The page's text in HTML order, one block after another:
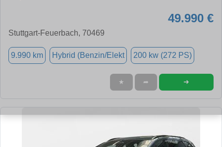
49.990 €
Stuttgart-Feuerbach, 70469
9.990 km Hybrid (Benzin/Elekt 200 kw (272 PS)
★ ➦ ➜